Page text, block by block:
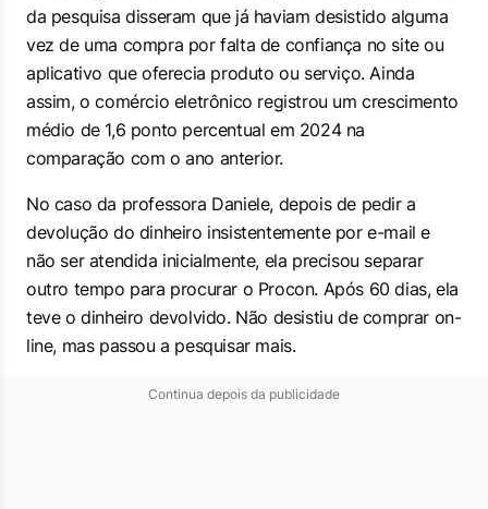
da pesquisa disseram que já haviam desistido alguma
vez de uma compra por falta de confiança no site ou
aplicativo que oferecia produto ou serviço. Ainda
assim, o comércio eletrônico registrou um crescimento
médio de 1,6 ponto percentual em 2024 na
comparação com o ano anterior.
No caso da professora Daniele, depois de pedir a
devolução do dinheiro insistentemente por e-mail e
não ser atendida inicialmente, ela precisou separar
outro tempo para procurar o Procon. Após 60 dias, ela
teve o dinheiro devolvido. Não desistiu de comprar on-
line, mas passou a pesquisar mais.
Continua depois da publicidade